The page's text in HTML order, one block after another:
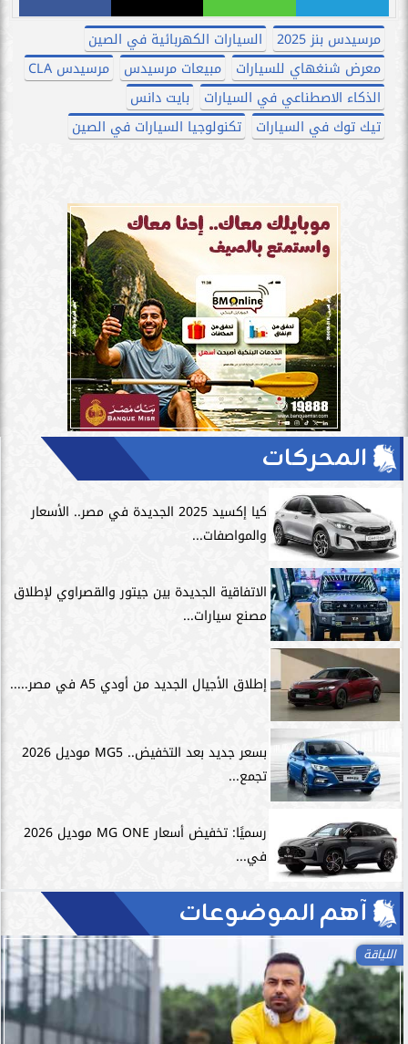
مرسيدس بنز 2025
السيارات الكهربائية في الصين
معرض شنغهاي للسيارات
مبيعات مرسيدس
مرسيدس CLA
الذكاء الاصطناعي في السيارات
بايت دانس
تيك توك في السيارات
تكنولوجيا السيارات في الصين
المحركات
كيا إكسيد 2025 الجديدة في مصر.. الأسعار
والمواصفات...
الاتفاقية الجديدة بين جيتور والقصراوي لإطلاق
مصنع سيارات...
إطلاق الأجيال الجديد من أودي A5 في مصر.....
بسعر جديد بعد التخفيض.. MG5 موديل 2026
تجمع...
رسميًا: تخفيض أسعار MG ONE موديل 2026
في...
آهم الموضوعات
اللياقة